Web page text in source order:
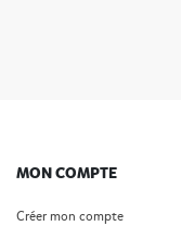
MON COMPTE
Créer mon compte